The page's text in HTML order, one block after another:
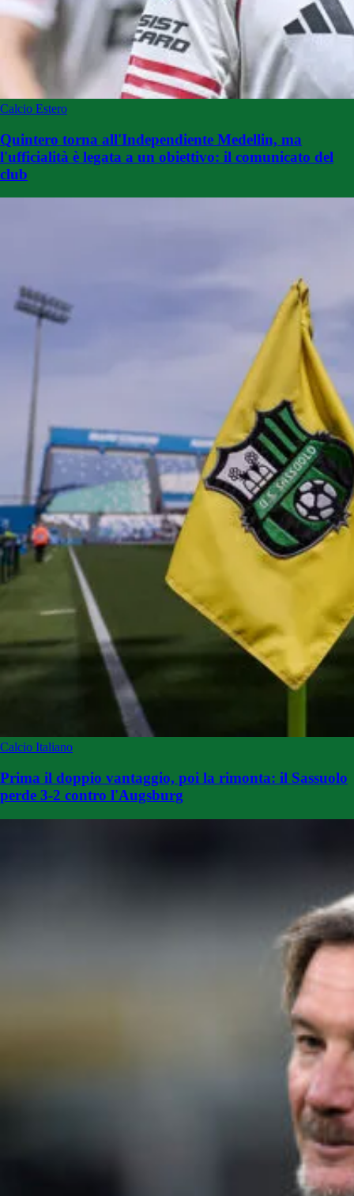
Calcio Estero
Quintero torna all'Independiente Medellin, ma
l'ufficialità è legata a un obiettivo: il comunicato del
club
Calcio Italiano
Prima il doppio vantaggio, poi la rimonta: il Sassuolo
perde 3-2 contro l'Augsburg